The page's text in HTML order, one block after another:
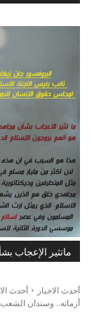
ماتثير الإعجاب
أحدث الاخبار أحدث
أزماته.. وسندان الشعب